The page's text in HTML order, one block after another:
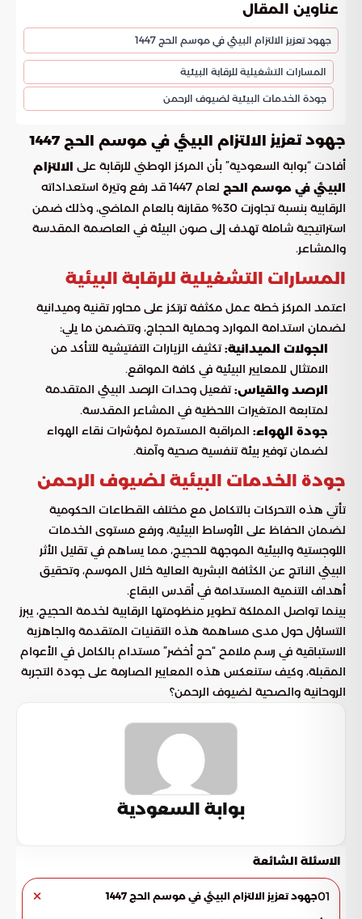
عناوين المقال
جهود تعزيز الالتزام البيئي في موسم الحج 1447
المسارات التشغيلية للرقابة البيئية
جودة الخدمات البيئية لضيوف الرحمن
جهود تعزيز الالتزام البيئي في موسم الحج
أفادت “بوابة السعودية” بأن المركز الوطني للرقابة على الالتزام
البيئي في موسم الحج
لعام 1447 قد رفع وتيرة استعداداته
الرقابية بنسبة تجاوزت 30% مقارنة بالعام الماضي، وذلك ضمن
استراتيجية شاملة تهدف إلى صون البيئة في العاصمة المقدسة
والمشاعر.
المسارات التشغيلية للرقابة البيئية
اعتمد المركز خطة عمل مكثفة ترتكز على محاور تقنية وميدانية
لضمان استدامة الموارد وحماية الحجاج، وتتضمن ما يلي:
الجولات الميدانية:تكثيف الزيارات التفتيشية للتأكد من
الامتثال للمعايير البيئية في كافة المواقع.
الرصد والقياس:تفعيل وحدات الرصد البيئي المتقدمة
لمتابعة المتغيرات اللحظية في المشاعر المقدسة.
جودة الهواء: المراقبة المستمرة لمؤشرات نقاء الهواء
لضمان توفير بيئة تنفسية صحية وآمنة.
جودة الخدمات البيئية لضيوف الرحمن
تأتي هذه التحركات بالتكامل مع مختلف القطاعات الحكومية
لضمان الحفاظ على الأوساط البيئية، ورفع مستوى الخدمات
اللوجستية والبيئية الموجهة للحجيج، مما يساهم في تقليل الأثر
البيئي الناتج عن الكثافة البشرية العالية خلال الموسم، وتحقيق
أهداف التنمية المستدامة في أقدس البقاع.
بينما تواصل المملكة تطوير منظومتها الرقابية لخدمة الحجيج، يبرز
التساؤل حول مدى مساهمة هذه التقنيات المتقدمة والجاهزية
الاستباقية في رسم ملامح “حج أخضر” مستدام بالكامل في الأعوام
المقبلة، وكيف ستنعكس هذه المعايير الصارمة على جودة التجربة
الروحانية والصحية لضيوف الرحمن؟
بوابة السعودية
الاسئلة الشائعة
01جهود تعزيز الالتزام البيئي في موسم الحج 1447